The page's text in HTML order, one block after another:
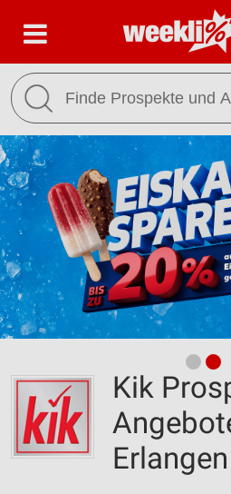
Kik
Erlangen